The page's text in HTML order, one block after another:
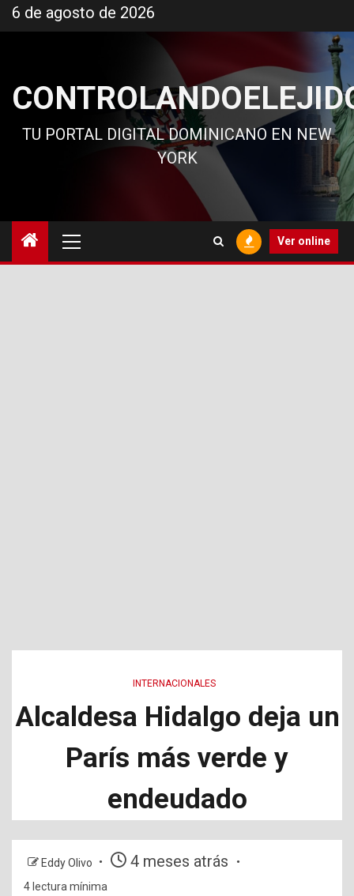
al
6 de agosto de 2026
TU PORTAL DIGITAL DOMINICANO EN NEW
YORK
principal
Ver online
INTERNACIONALES
Alcaldesa Hidalgo deja un
París más verde y
endeudado
Eddy Olivo 4 meses atrás
4 lectura mínima